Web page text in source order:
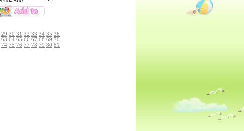
29 30 31 32 33 34 35 36
63 64 65 66 67 68 69 70
74 75 76 77 78 79 80 81